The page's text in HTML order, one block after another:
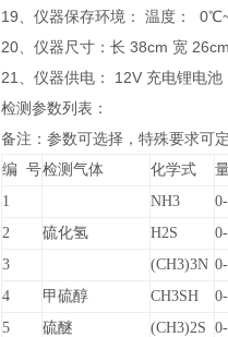
19、仪器保存环境： 温度：
20、仪器尺寸：长 38cm 宽
21、仪器供电： 12V 充电锂电池
检测参数列表：
备注：参数可选择，特殊要求可
编 号检测气体 化学式
1
NH3
2
硫化氢 H2S
3
(CH3)3N
4
甲硫醇 CH3SH
5
硫醚 (CH3)2S